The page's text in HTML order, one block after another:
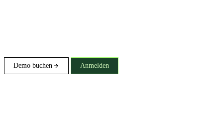
Demo buchen Anmelden